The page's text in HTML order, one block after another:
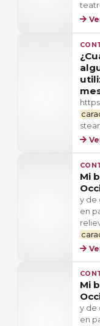
Mi
y de
en
Mi
y de
en